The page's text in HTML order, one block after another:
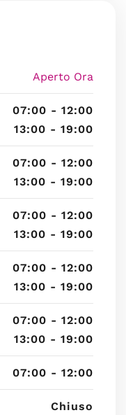
Aperto Ora
07:00 - 12:00
13:00 - 19:00
07:00 - 12:00
13:00 - 19:00
07:00 - 12:00
13:00 - 19:00
07:00 - 12:00
13:00 - 19:00
07:00 - 12:00
13:00 - 19:00
07:00 - 12:00
Chiuso